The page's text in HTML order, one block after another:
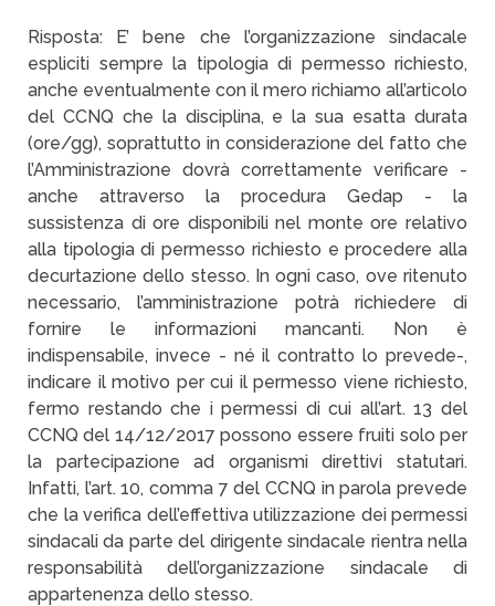
Risposta: E’ bene che l’organizzazione sindacale
espliciti sempre la tipologia di permesso richiesto,
anche eventualmente con il mero richiamo all’articolo
del CCNQ che la disciplina, e la sua esatta durata
(ore/gg), soprattutto in considerazione del fatto che
l’Amministrazione dovrà correttamente verificare -
anche attraverso la procedura Gedap - la
sussistenza di ore disponibili nel monte ore relativo
alla tipologia di permesso richiesto e procedere alla
decurtazione dello stesso. In ogni caso, ove ritenuto
necessario, l’amministrazione potrà richiedere di
fornire le informazioni mancanti. Non è
indispensabile, invece - né il contratto lo prevede-,
indicare il motivo per cui il permesso viene richiesto,
fermo restando che i permessi di cui all’art. 13 del
CCNQ del 14/12/2017 possono essere fruiti solo per
la partecipazione ad organismi direttivi statutari.
Infatti, l’art. 10, comma 7 del CCNQ in parola prevede
che la verifica dell’effettiva utilizzazione dei permessi
sindacali da parte del dirigente sindacale rientra nella
responsabilità dell’organizzazione sindacale di
appartenenza dello stesso.